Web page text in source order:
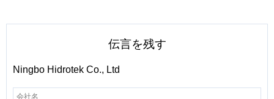
伝言を残す
Ningbo Hidrotek Co., Ltd